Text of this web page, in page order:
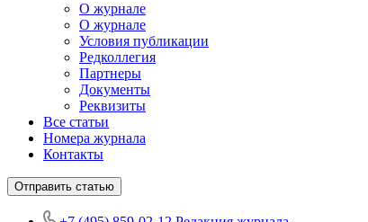
О журнале
О журнале
Условия публикации
Редколлегия
Партнеры
Документы
Реквизиты
Все статьи
Номера журнала
Контакты
Отправить статью